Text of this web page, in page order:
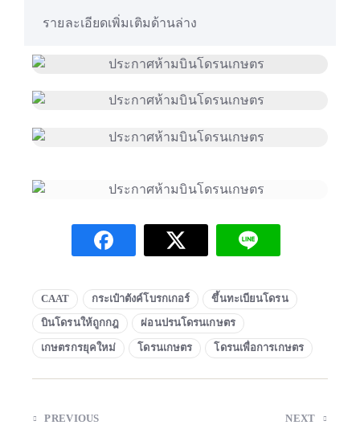
รายละเอียดเพิ่มเติมด้านล่าง
CAAT กระเป๋าตังค์โบรกเกอร์ ขึ้นทะเบียนโดรน
บินโดรนให้ถูกกฎ ผ่อนปรนโดรนเกษตร
เกษตรกรยุคใหม่ โดรนเกษตร โดรนเพื่อการเกษตร
PREVIOUS NEXT